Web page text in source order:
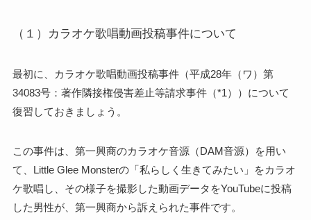
（１）カラオケ歌唱動画投稿事件について
最初に、カラオケ歌唱動画投稿事件（平成28年（ワ）第
34083号：著作隣接権侵害差止等請求事件（*1））について
復習しておきましょう。
この事件は、第一興商のカラオケ音源（DAM音源）を用い
て、Little Glee Monsterの「私らしく生きてみたい」をカラオ
ケ歌唱し、その様子を撮影した動画データをYouTubeに投稿
した男性が、第一興商から訴えられた事件です。